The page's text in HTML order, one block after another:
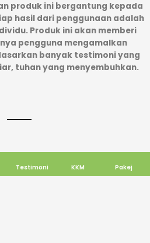
produk ini bergantung kepada
hasil dari penggunaan adalah
Produk ini akan memberi
pengguna mengamalkan
banyak testimoni yang
tuhan yang menyembuhkan.
Testimoni KKM Pakej